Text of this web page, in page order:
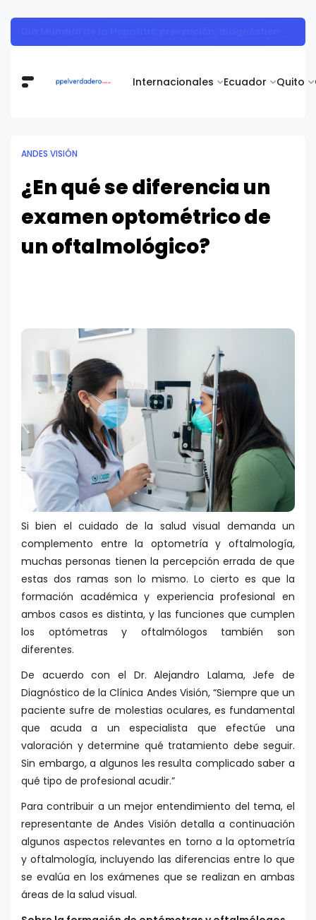
Internacionales Ecuador Quito
ANDES VISIÓN
¿En qué se diferencia un
examen optométrico de
un oftalmológico?
Si bien el cuidado de la salud visual demanda un
complemento entre la optometría y oftalmología,
muchas personas tienen la percepción errada de que
estas dos ramas son lo mismo. Lo cierto es que la
formación académica y experiencia profesional en
ambos casos es distinta, y las funciones que cumplen
los optómetras y oftalmólogos también son
diferentes.
De acuerdo con el Dr. Alejandro Lalama, Jefe de
Diagnóstico de la Clínica Andes Visión, “Siempre que un
paciente sufre de molestias oculares, es fundamental
que acuda a un especialista que efectúe una
valoración y determine qué tratamiento debe seguir.
Sin embargo, a algunos les resulta complicado saber a
qué tipo de profesional acudir.”
Para contribuir a un mejor entendimiento del tema, el
representante de Andes Visión detalla a continuación
algunos aspectos relevantes en torno a la optometría
y oftalmología, incluyendo las diferencias entre lo que
se evalúa en los exámenes que se realizan en ambas
áreas de la salud visual.